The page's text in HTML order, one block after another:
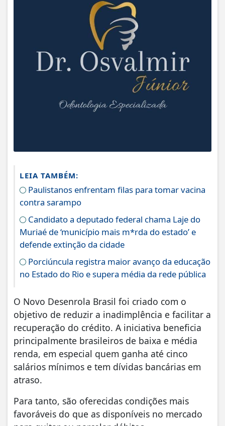
LEIA TAMBÉM:
Paulistanos enfrentam filas para tomar vacina
contra sarampo
Candidato a deputado federal chama Laje do
Muriaé de ‘município mais m*rda do estado’ e
defende extinção da cidade
Porciúncula registra maior avanço da educação
no Estado do Rio e supera média da rede pública
O Novo Desenrola Brasil foi criado com o
objetivo de reduzir a inadimplência e facilitar a
recuperação do crédito. A iniciativa beneficia
principalmente brasileiros de baixa e média
renda, em especial quem ganha até cinco
salários mínimos e tem dívidas bancárias em
atraso.
Para tanto, são oferecidas condições mais
favoráveis do que as disponíveis no mercado